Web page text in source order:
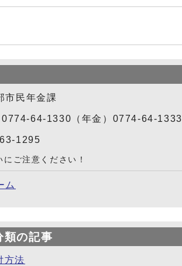
市民年金課
0774-64-1330（年金）0774-64-1333
1295
ご注意ください！
ム
類の記事
方法